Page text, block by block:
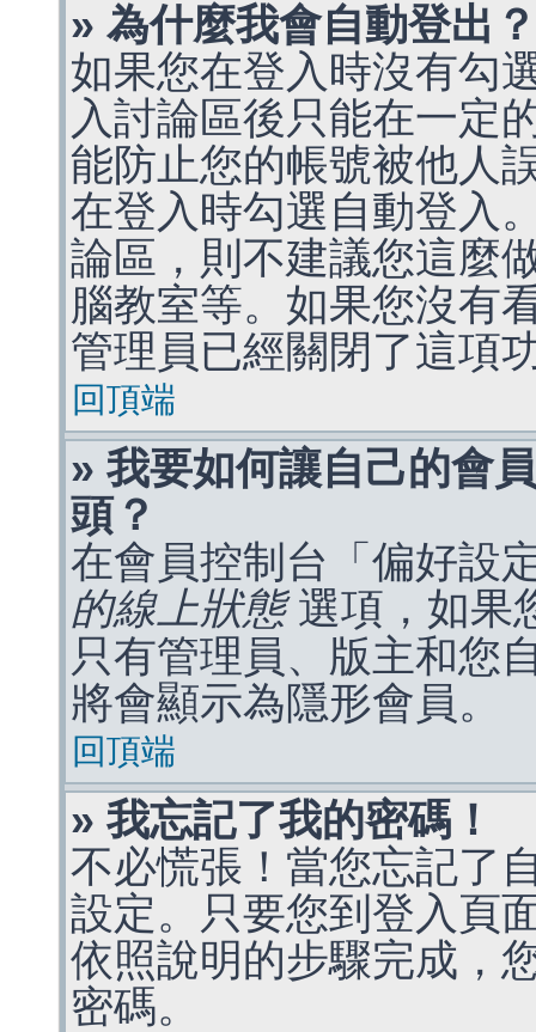
» 為什麼我會自動登出？
如果您在登入時沒有勾
入討論區後只能在一定
能防止您的帳號被他人
在登入時勾選自動登入
論區，則不建議您這麼
腦教室等。如果您沒有
管理員已經關閉了這項
回頂端
» 我要如何讓自己的會
頭？
在會員控制台「偏好設
的線上狀態選項，如果
只有管理員、版主和您
將會顯示為隱形會員。
回頂端
» 我忘記了我的密碼！
不必慌張！當您忘記了
設定。只要您到登入頁
依照說明的步驟完成，
密碼。